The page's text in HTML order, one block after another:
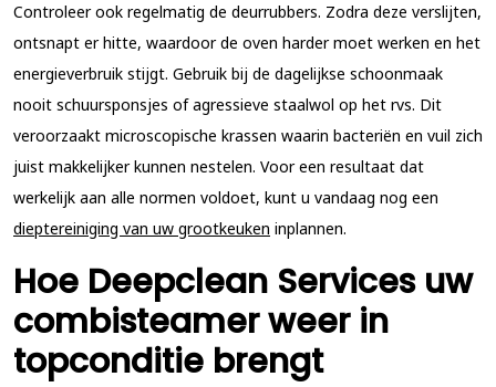
Controleer ook regelmatig de deurrubbers. Zodra deze verslijten,
ontsnapt er hitte, waardoor de oven harder moet werken en het
energieverbruik stijgt. Gebruik bij de dagelijkse schoonmaak
nooit schuursponsjes of agressieve staalwol op het rvs. Dit
veroorzaakt microscopische krassen waarin bacteriën en vuil zich
juist makkelijker kunnen nestelen. Voor een resultaat dat
werkelijk aan alle normen voldoet, kunt u vandaag nog een
dieptereiniging van uw grootkeuken inplannen.
Hoe Deepclean Services uw
combisteamer weer in
topconditie brengt